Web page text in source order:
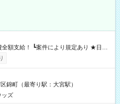
働いたその日に現金GET♪ お仕事後はコ
落とせます！ 【試用期間】試
錦町（最寄り駅：大宮駅）
ッズ